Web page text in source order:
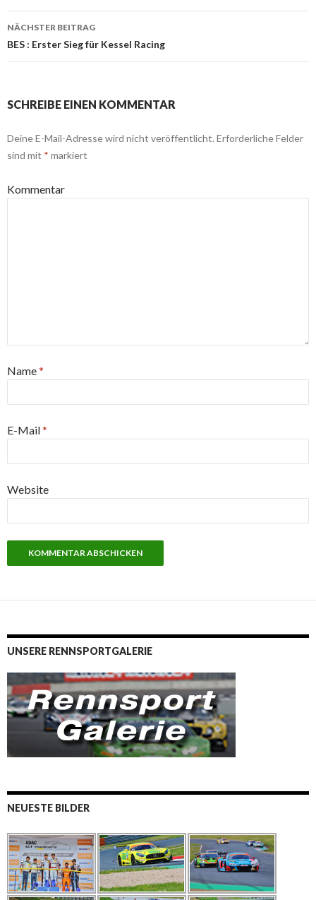
Navigation
NÄCHSTER BEITRAG
BES : Erster Sieg für Kessel Racing
SCHREIBE EINEN KOMMENTAR
Deine E-Mail-Adresse wird nicht veröffentlicht. Erforderliche Felder
sind mit * markiert
Kommentar
Name*
E-Mail*
Website
UNSERE RENNSPORTGALERIE
NEUESTE BILDER